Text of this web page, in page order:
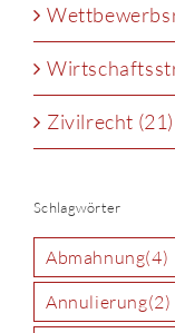
Zivilrecht (21)
Schlagwörter
Abmahnung(4)
Annulierung(2)